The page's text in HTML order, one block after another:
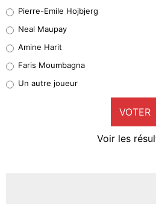
5%
1%
9%
Pierre-Emile Hojbjerg
Neal Maupay
Amine Harit
Faris Moumbagna
Un autre joueur
VOTER
Voir les